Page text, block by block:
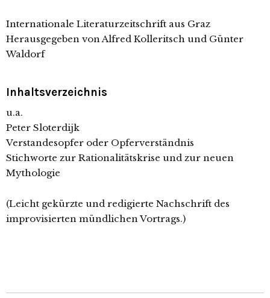
Internationale Literaturzeitschrift aus Graz
Herausgegeben von Alfred Kolleritsch und Günter
Waldorf
Inhaltsverzeichnis
u.a.
Peter Sloterdijk
Verstandesopfer oder Opferverständnis
Stichworte zur Rationalitätskrise und zur neuen
Mythologie
(Leicht gekürzte und redigierte Nachschrift des
improvisierten mündlichen Vortrags.)